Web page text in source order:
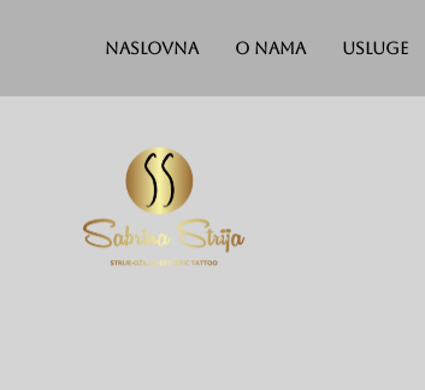
Naslovna O nama Usluge